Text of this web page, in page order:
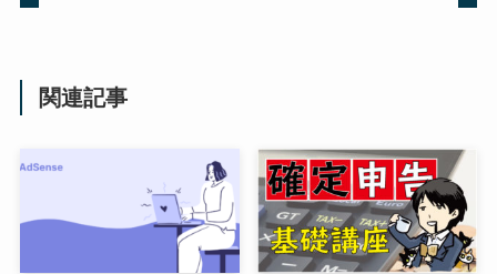
関連記事